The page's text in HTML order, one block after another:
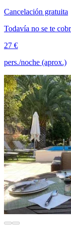
Cancelación gratuita
Todavía no se te
27 €
pers./noche (aprox.)